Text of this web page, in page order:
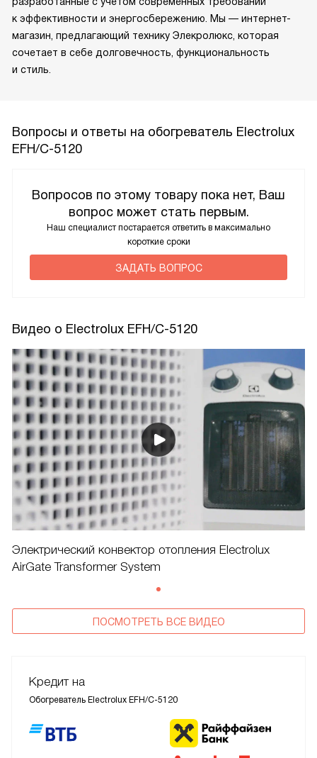
к эффективности и энергосбережению. Мы — интернет-
магазин, предлагающий технику Элекролюкс, которая
сочетает в себе долговечность, функциональность
и стиль.
Вопросы и ответы на обогреватель Electrolux
EFH/C-5120
Вопросов по этому товару пока нет, Ваш
вопрос может стать первым.
Наш специалист постарается ответить в максимально
короткие сроки
ЗАДАТЬ ВОПРОС
Видео о Electrolux EFH/C-5120
Электрический конвектор отопления Electrolux
AirGate Transformer System
ПОСМОТРЕТЬ ВСЕ ВИДЕО
Кредит на
Обогреватель Electrolux EFH/C-5120